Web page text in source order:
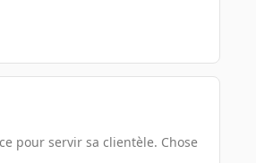
pour servir sa clientèle. Chose